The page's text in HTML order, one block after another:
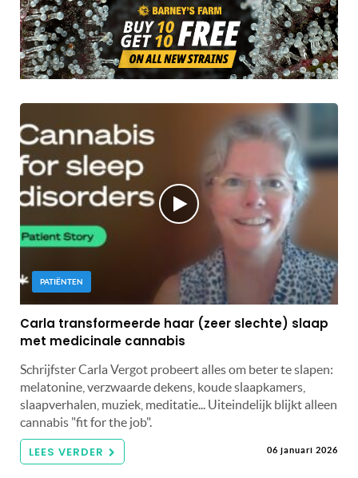
PATIËNTEN
Carla transformeerde haar (zeer slechte) slaap
met medicinale cannabis
Schrijfster Carla Vergot probeert alles om beter te slapen:
melatonine, verzwaarde dekens, koude slaapkamers,
slaapverhalen, muziek, meditatie... Uiteindelijk blijkt alleen
cannabis "fit for the job".
LEES VERDER 06 januari 2026